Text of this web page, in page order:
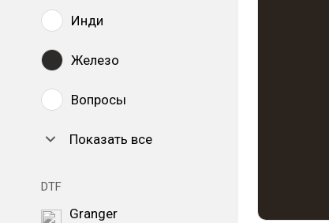
Инди
Железо
Вопросы
Показать все
DTF
Granger